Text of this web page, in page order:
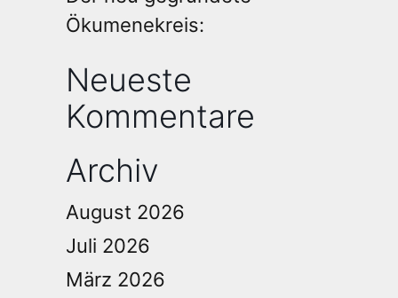
Ökumenekreis:
Neueste
Kommentare
Archiv
August 2026
Juli 2026
März 2026